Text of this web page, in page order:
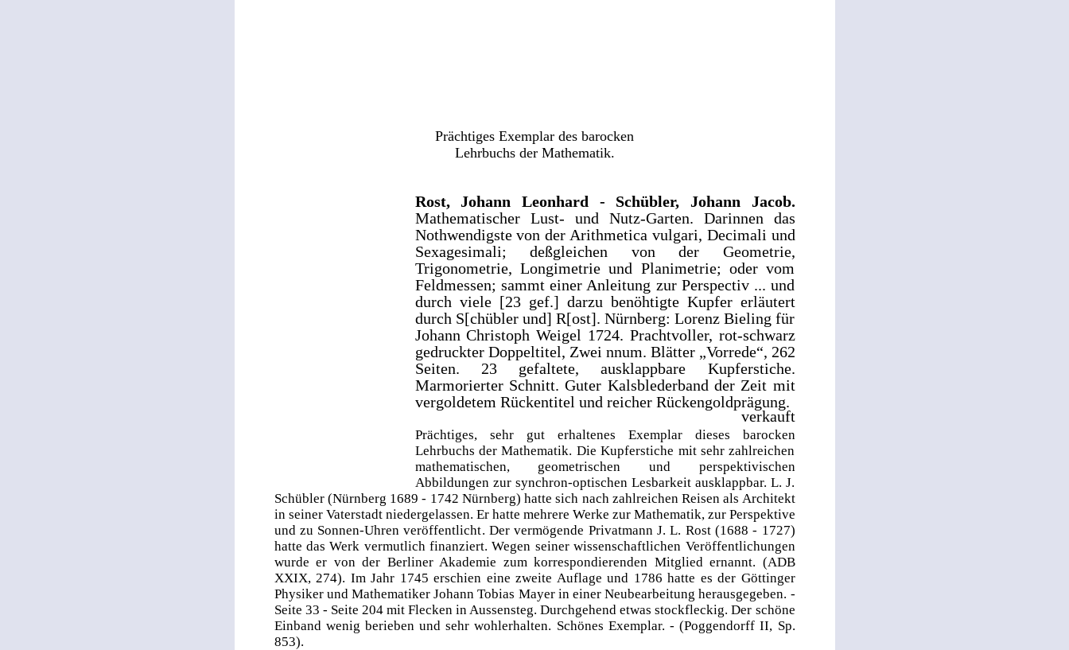
Prächtiges Exemplar des barocken
Lehrbuchs der Mathematik.
Rost, Johann Leonhard - Schübler, Johann Jacob.
Mathematischer Lust- und Nutz-Garten. Darinnen das
Nothwendigste von der Arithmetica vulgari, Decimali und
Sexagesimali; deßgleichen von der Geometrie,
Trigonometrie, Longimetrie und Planimetrie; oder vom
Feldmessen; sammt einer Anleitung zur Perspectiv ... und
durch viele [23 gef.] darzu benöhtigte Kupfer erläutert
durch S[chübler und] R[ost]. Nürnberg: Lorenz Bieling für
Johann Christoph Weigel 1724. Prachtvoller, rot-schwarz
gedruckter Doppeltitel, Zwei nnum. Blätter „Vorrede“, 262
Seiten. 23 gefaltete, ausklappbare Kupferstiche.
Marmorierter Schnitt. Guter Kalsblederband der Zeit mit
vergoldetem Rückentitel und reicher Rückengoldprägung.
verkauft
Prächtiges, sehr gut erhaltenes Exemplar dieses barocken
Lehrbuchs der Mathematik. Die Kupferstiche mit sehr zahlreichen
mathematischen, geometrischen und perspektivischen
Abbildungen zur synchron-optischen Lesbarkeit ausklappbar. L. J.
Schübler (Nürnberg 1689 - 1742 Nürnberg) hatte sich nach zahlreichen Reisen als Architekt
in seiner Vaterstadt niedergelassen. Er hatte mehrere Werke zur Mathematik, zur Perspektive
und zu Sonnen-Uhren veröffentlicht. Der vermögende Privatmann J. L. Rost (1688 - 1727)
hatte das Werk vermutlich finanziert. Wegen seiner wissenschaftlichen Veröffentlichungen
wurde er von der Berliner Akademie zum korrespondierenden Mitglied ernannt. (ADB
XXIX, 274). Im Jahr 1745 erschien eine zweite Auflage und 1786 hatte es der Göttinger
Physiker und Mathematiker Johann Tobias Mayer in einer Neubearbeitung herausgegeben. -
Seite 33 - Seite 204 mit Flecken in Aussensteg. Durchgehend etwas stockfleckig. Der schöne
Einband wenig berieben und sehr wohlerhalten. Schönes Exemplar. - (Poggendorff II, Sp.
853).